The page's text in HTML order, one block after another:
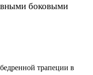
боковыми
трапеции в